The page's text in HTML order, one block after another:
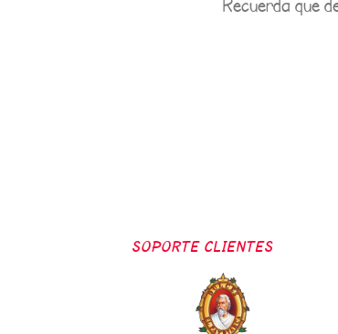
SOPORTE CLIENTES